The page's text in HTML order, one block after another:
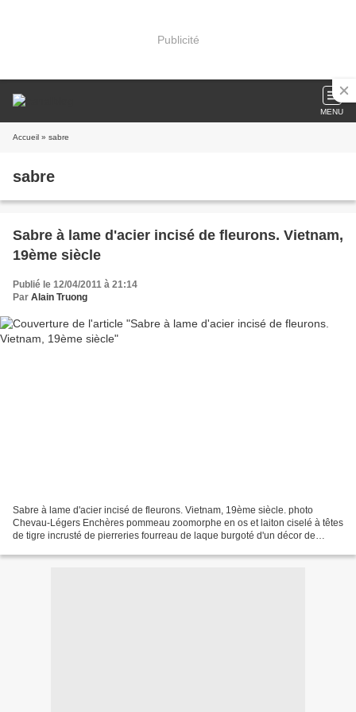
Publicité
MENU
Accueil » sabre
sabre
Sabre à lame d'acier incisé de fleurons. Vietnam,
19ème siècle
Publié le 12/04/2011 à 21:14
Par Alain Truong
Sabre à lame d'acier incisé de fleurons. Vietnam, 19ème siècle. photo
Chevau-Légers Enchères pommeau zoomorphe en os et laiton ciselé à têtes
de tigre incrusté de pierreries fourreau de laque burgoté d'un décor de